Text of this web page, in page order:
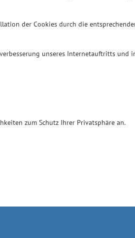
der Cookies durch die
unseres Internetauftritts und
zum Schutz Ihrer Privatsphäre an.